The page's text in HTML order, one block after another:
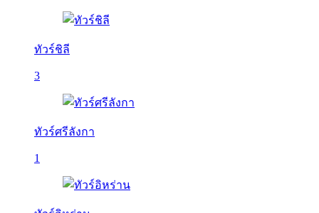
ทัวร์ชิลี
3
ทัวร์ศรีลังกา
1